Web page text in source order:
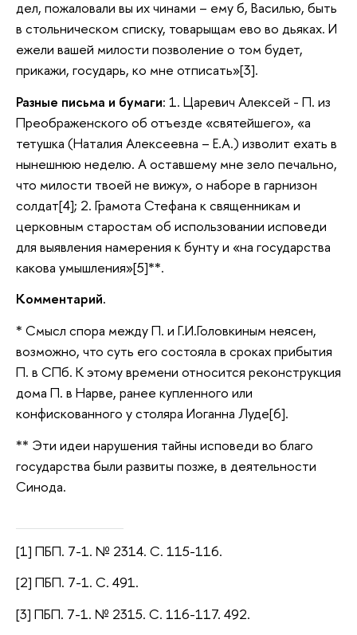
дел, пожаловали вы их чинами – ему б, Василью, быть
в стольническом списку, товарыщам ево во дьяках. И
ежели вашей милости позволение о том будет,
прикажи, государь, ко мне отписать»[3].
Разные письма и бумаги: 1. Царевич Алексей - П. из
Преображенского об отъезде «святейшего», «а
тетушка (Наталия Алексеевна – Е.А.) изволит ехать в
нынешнюю неделю. А оставшему мне зело печально,
что милости твоей не вижу», о наборе в гарнизон
солдат[4]; 2. Грамота Стефана к священникам и
церковным старостам об использовании исповеди
для выявления намерения к бунту и «на государства
какова умышления»[5]**.
Комментарий.
* Смысл спора между П. и Г.И.Головкиным неясен,
возможно, что суть его состояла в сроках прибытия
П. в СПб. К этому времени относится реконструкция
дома П. в Нарве, ранее купленного или
конфискованного у столяра Иоганна Луде[6].
** Эти идеи нарушения тайны исповеди во благо
государства были развиты позже, в деятельности
Синода.
[1] ПБП. 7-1. № 2314. С. 115-116.
[2] ПБП. 7-1. С. 491.
[3] ПБП. 7-1. № 2315. С. 116-117. 492.